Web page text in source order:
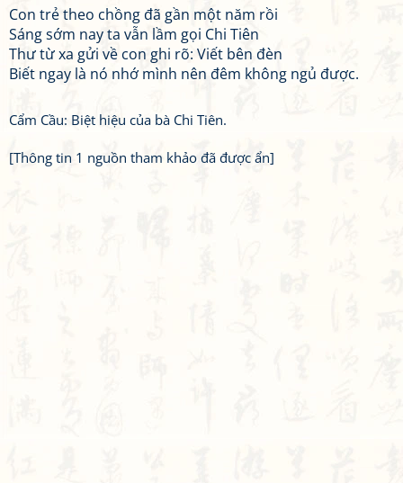
Con trẻ theo chồng đã gần một năm rồi
Sáng sớm nay ta vẫn lầm gọi Chi Tiên
Thư từ xa gửi về con ghi rõ: Viết bên đèn
Biết ngay là nó nhớ mình nên đêm không ngủ được.
Cẩm Cầu: Biệt hiệu của bà Chi Tiên.
[Thông tin 1 nguồn tham khảo đã được ẩn]